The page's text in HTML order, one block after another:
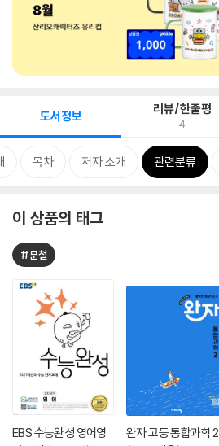
도서정보 리뷰/한줄평
4
목차 저자 소개 관련분류
이 상품의 태그
#분철
EBS 수능완성 영어영
완자 고등 통합과학 2